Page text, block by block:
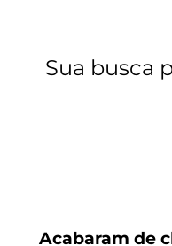
Acabaram de